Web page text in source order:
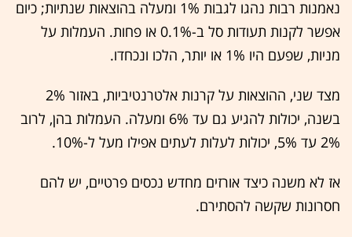
נאמנות רבות נהגו לגבות 1% ומעלה בהוצאות שנתיות; כיום
אפשר לקנות תעודות סל ב-0.1% או פחות. העמלות על
מניות, שפעם היו 1% או יותר, הלכו ונכחדו.
מצד שני, ההוצאות על קרנות אלטרנטיביות, באזור 2%
בשנה, יכולות להגיע גם עד 6% ומעלה. העמלות בהן, לרוב
2% עד 5%, יכולות לעלות לעתים אפילו מעל ל-10%.
אז לא משנה כיצד אורזים מחדש נכסים פרטיים, יש להם
חסרונות שקשה להסתירם.